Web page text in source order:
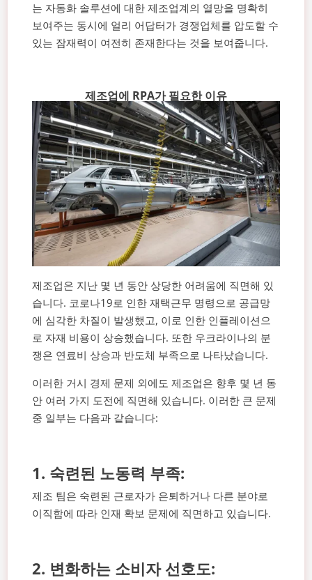
는 자동화 솔루션에 대한 제조업계의 열망을 명확히
보여주는 동시에 얼리 어답터가 경쟁업체를 압도할 수
있는 잠재력이 여전히 존재한다는 것을 보여줍니다.
제조업에 RPA가 필요한 이유
제조업은 지난 몇 년 동안 상당한 어려움에 직면해 있
습니다. 코로나19로 인한 재택근무 명령으로 공급망
에 심각한 차질이 발생했고, 이로 인한 인플레이션으
로 자재 비용이 상승했습니다. 또한 우크라이나의 분
쟁은 연료비 상승과 반도체 부족으로 나타났습니다.
이러한 거시 경제 문제 외에도 제조업은 향후 몇 년 동
안 여러 가지 도전에 직면해 있습니다. 이러한 큰 문제
중 일부는 다음과 같습니다:
1. 숙련된 노동력 부족:
제조 팀은 숙련된 근로자가 은퇴하거나 다른 분야로
이직함에 따라 인재 확보 문제에 직면하고 있습니다.
2. 변화하는 소비자 선호도: